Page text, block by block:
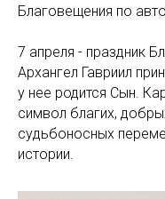
Благовещения по
7 апреля - праздник
Архангел Гавриил
у нее родится Сын.
символ благих,
судьбоносных
истории.